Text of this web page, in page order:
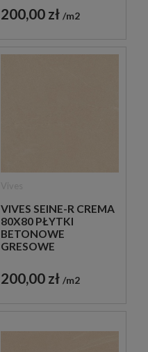
200,00 zł m2
VIVES SEINE-R CREMA
80X80 PŁYTKI
BETONOWE
GRESOWE
200,00 zł m2